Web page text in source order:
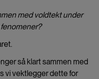
med voldtekt under
så klart sammen med
vi vektlegger dette for